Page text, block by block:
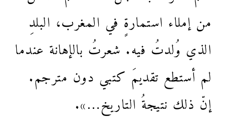
من إملاء استمارةٍ في المغرب، البلدِ
الذي وُلدتُ فيه. شعرتُ بالإهانة عندما
لم أستطع تقديمَ كتبي دون مترجم.
إنّ ذلك نتيجةُ التاريخ…».